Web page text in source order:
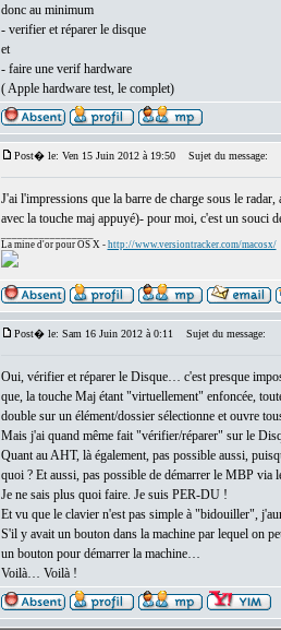
donc au minimum
- verifier et réparer le disque
et
- faire une verif hardware
( Apple hardware test, le complet)
Post� le: Ven 15 Juin 2012 à 19:50 Sujet du message:
J'ai l'impressions que la barre de charge sous le
avec la touche maj appuyé)- pour moi, c'est un souci
La mine d'or pour OS X - http://www.versiontracker.com/macosx/
Post� le: Sam 16 Juin 2012 à 0:11 Sujet du message:
Oui, vérifier et réparer le Disque… c'est presque
que, la touche Maj étant "virtuellement" enfoncée,
double sur un élément/dossier sélectionne et ouvre
Mais j'ai quand même fait "vérifier/réparer" sur le
Quant au AHT, là également, pas possible aussi,
quoi ? Et aussi, pas possible de démarrer le MBP
Je ne sais plus quoi faire. Je suis PER-DU !
Et vu que le clavier n'est pas simple à "bidouiller",
S'il y avait un bouton dans la machine par lequel on
un bouton pour démarrer la machine…
Voilà… Voilà !